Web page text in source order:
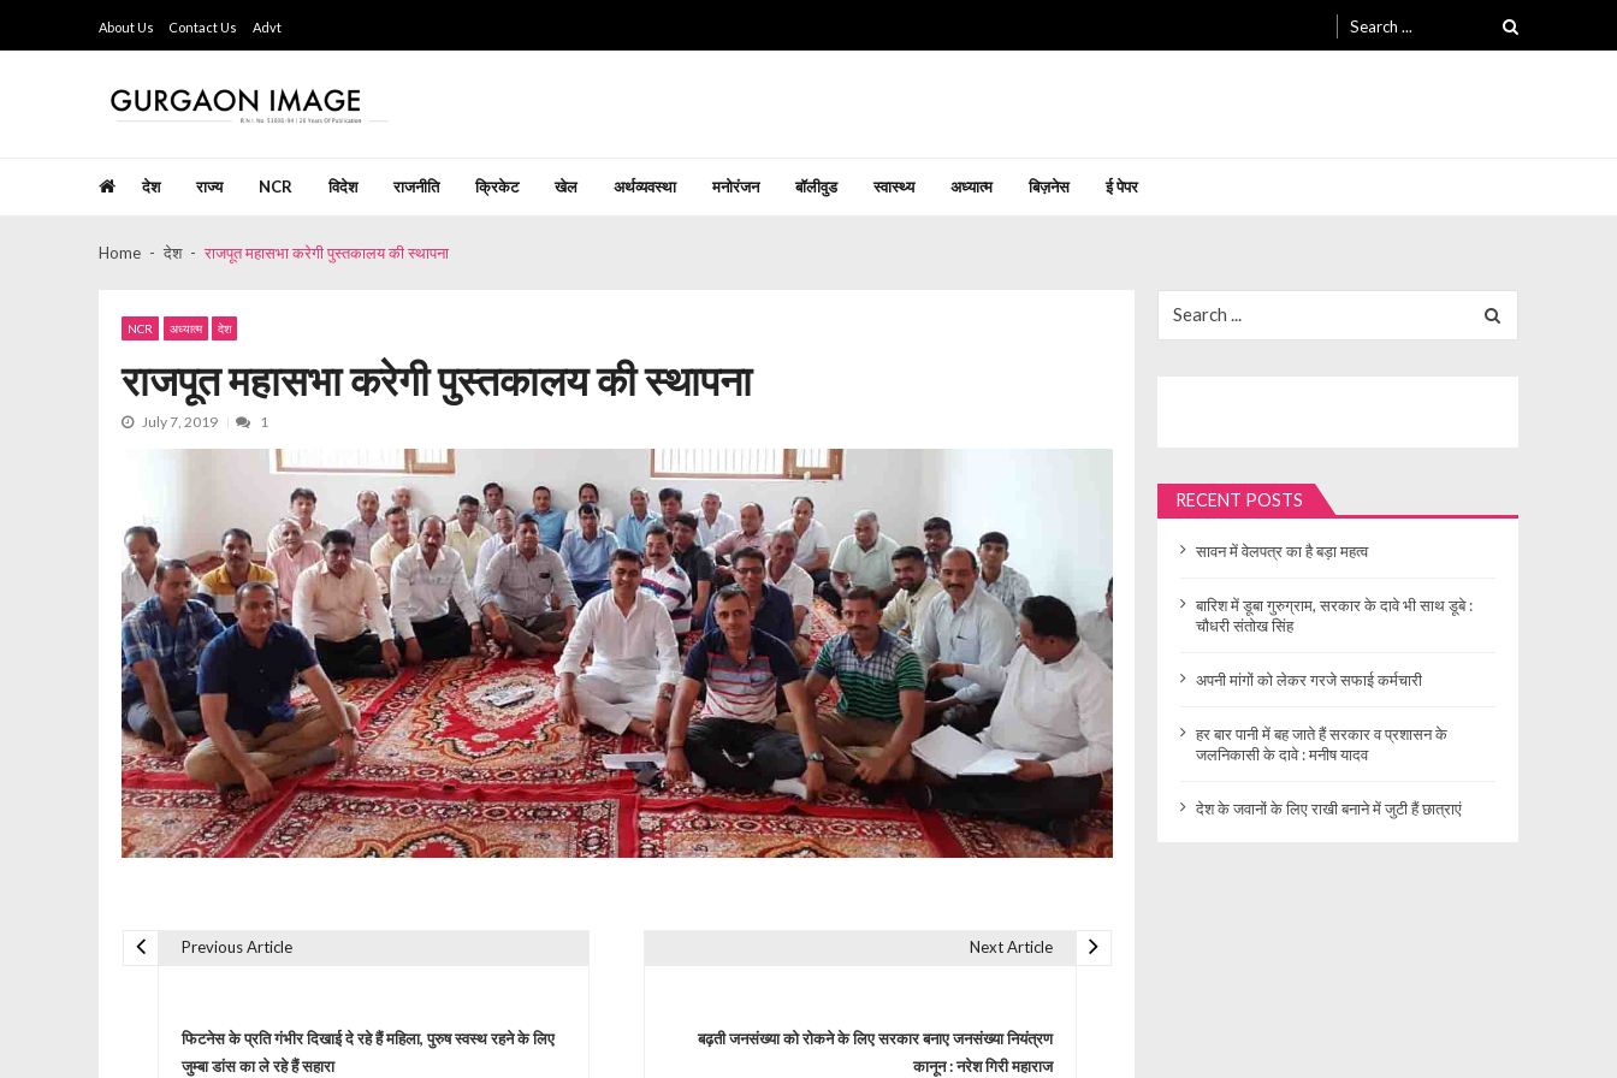
navigation
content
About Us Contact Us Advt
for:
देश राज्य NCR विदेश राजनीति क्रिकेट खेल अर्थव्यवस्था मनोरंजन बॉलीवुड स्वास्थ्य अध्यात्म बिज़नेस ई पेपर
Home देश राजपूत महासभा करेगी पुस्तकालय की स्थापना
NCR अध्यात्म देश
राजपूत महासभा करेगी पुस्तकालय की स्थापना
July 7, 2019 1
Previous Article
फिटनेस के प्रति गंभीर दिखाई दे रहे हैं महिला, पुरुष स्वस्थ रहने के लिए
जुम्बा डांस का ले रहे हैं सहारा
Next Article
बढ़ती जनसंख्या को रोकने के लिए सरकार बनाए जनसंख्या नियंत्रण
कानून : नरेश गिरी महाराज
for:
RECENT POSTS
सावन में वेलपत्र का है बड़ा महत्व
बारिश में डूबा गुरुग्राम, सरकार के दावे भी साथ डूबे :
चौधरी संतोख सिंह
अपनी मांगों को लेकर गरजे सफाई कर्मचारी
हर बार पानी में बह जाते हैं सरकार व प्रशासन के
जलनिकासी के दावे : मनीष यादव
देश के जवानों के लिए राखी बनाने में जुटी हैं छात्राएं